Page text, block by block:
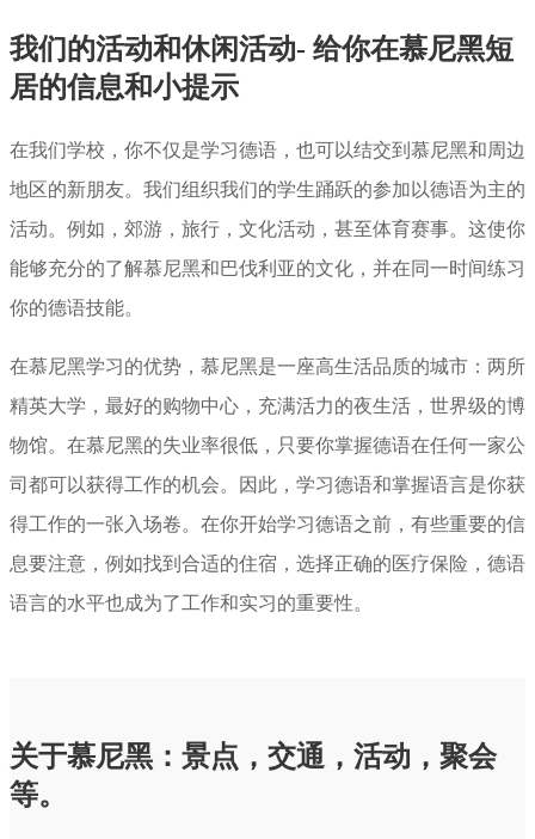
我们的活动和休闲活动- 给你在慕尼黑短
居的信息和小提示
在我们学校，你不仅是学习德语，也可以结交到慕尼黑和周边
地区的新朋友。我们组织我们的学生踊跃的参加以德语为主的
活动。例如，郊游，旅行，文化活动，甚至体育赛事。这使你
能够充分的了解慕尼黑和巴伐利亚的文化，并在同一时间练习
你的德语技能。
在慕尼黑学习的优势，慕尼黑是一座高生活品质的城市：两所
精英大学，最好的购物中心，充满活力的夜生活，世界级的博
物馆。在慕尼黑的失业率很低，只要你掌握德语在任何一家公
司都可以获得工作的机会。因此，学习德语和掌握语言是你获
得工作的一张入场卷。在你开始学习德语之前，有些重要的信
息要注意，例如找到合适的住宿，选择正确的医疗保险，德语
语言的水平也成为了工作和实习的重要性。
关于慕尼黑：景点，交通，活动，聚会
等。